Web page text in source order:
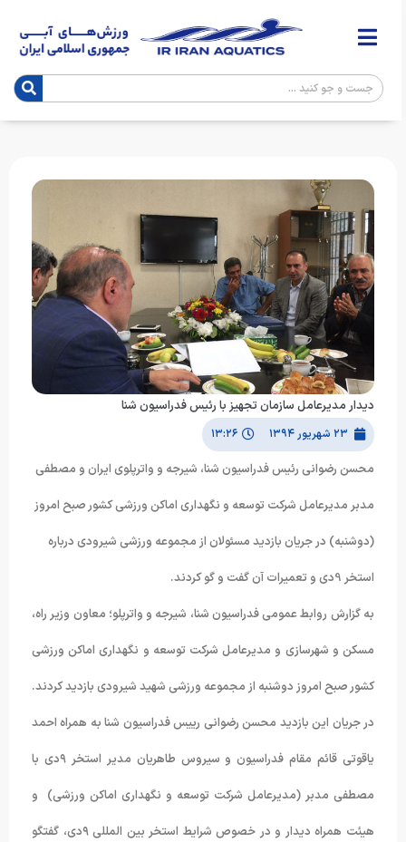
دیدار مدیرعامل سازمان تجهیز با رئیس فدراسیون شنا
۲۳ شهریور ۱۳۹۴ ۱۳:۲۶
محسن رضوانی رئیس فدراسیون شنا، شیرجه و واترپلوی ایران و مصطفی
مدبر مديرعامل شركت توسعه و نگهداري اماكن ورزشي كشور صبح امروز
(دوشنبه) در جریان بازدید مسئولان از مجموعه ورزشی شیرودی درباره
استخر 9دی و تعمیرات آن گفت و گو کردند.
به گزارش روابط عمومی فدراسیون شنا، شیرجه و واترپلو؛ معاون وزیر راه،
مسکن و شهرسازی و مدیرعامل شرکت توسعه و نگهداری اماکن ورزشی
کشور صبح امروز دوشنبه از مجموعه ورزشی شهید شیرودی بازدید کردند.
در جریان این بازدید محسن رضوانى رییس فدراسیون شنا به همراه احمد
یاقوتی قائم مقام فدراسیون و سیروس طاهریان مدیر استخر ۹دی با
مصطفی مدبر (مدیرعامل شرکت توسعه و نگهداری اماکن ورزشی) و
هیئت همراه دیدار و در خصوص شرایط استخر بین المللی ۹دی، گفتگو